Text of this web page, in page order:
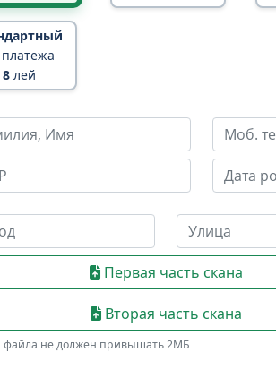
8 лей
Первая часть скана
Вторая часть скана
файла не должен привышать 2МБ